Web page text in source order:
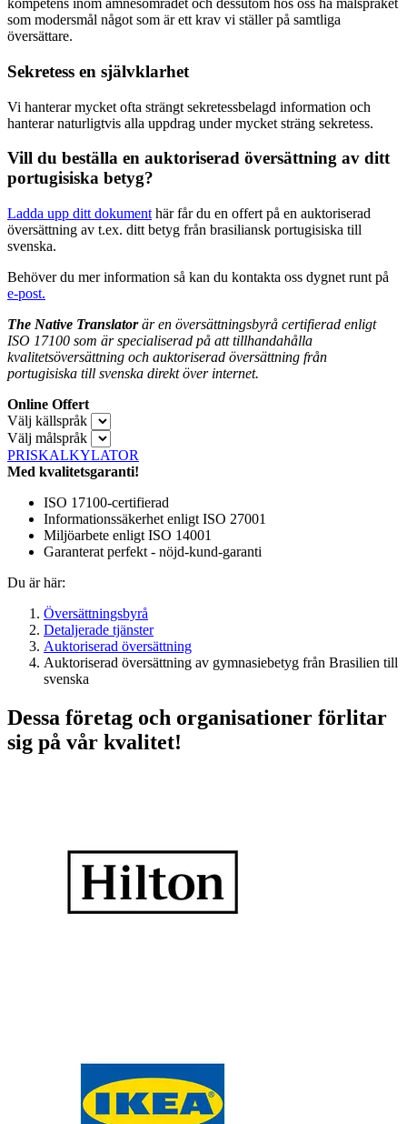
kompetens inom ämnesområdet och dessutom hos oss ha målspråket
som modersmål något som är ett krav vi ställer på samtliga
översättare.
Sekretess en självklarhet
Vi hanterar mycket ofta strängt sekretessbelagd information och
hanterar naturligtvis alla uppdrag under mycket sträng sekretess.
Vill du beställa en auktoriserad översättning av ditt
portugisiska betyg?
Ladda upp ditt dokument här får du en offert på en auktoriserad
översättning av t.ex. ditt betyg från brasiliansk portugisiska till
svenska.
Behöver du mer information så kan du kontakta oss dygnet runt på
e-post.
The Native Translatorär en översättningsbyrå certifierad enligt
ISO 17100 som är specialiserad på att tillhandahålla
kvalitetsöversättning och auktoriserad översättning från
portugisiska till svenska direkt över internet.
Online Offert
Välj källspråk
Välj målspråk
PRISKALKYLATOR
Med kvalitetsgaranti!
ISO 17100-certifierad
Informationssäkerhet enligt ISO 27001
Miljöarbete enligt ISO 14001
Garanterat perfekt - nöjd-kund-garanti
Du är här:
Översättningsbyrå
Detaljerade tjänster
Auktoriserad översättning
Auktoriserad översättning av gymnasiebetyg från Brasilien till
svenska
Dessa företag och organisationer förlitar
sig på vår kvalitet!